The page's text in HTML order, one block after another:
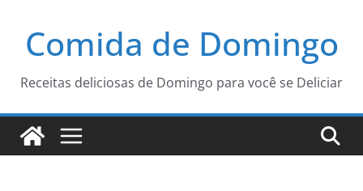
conteúdo
Comida de Domingo
Receitas deliciosas de Domingo para você se Deliciar